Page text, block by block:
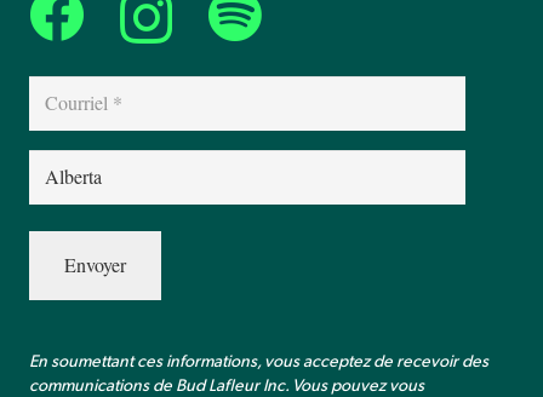
Courriel
(Nécessaire)
Province
(Nécessaire)
En soumettant ces informations, vous acceptez de recevoir des
communications de Bud Lafleur Inc. Vous pouvez vous